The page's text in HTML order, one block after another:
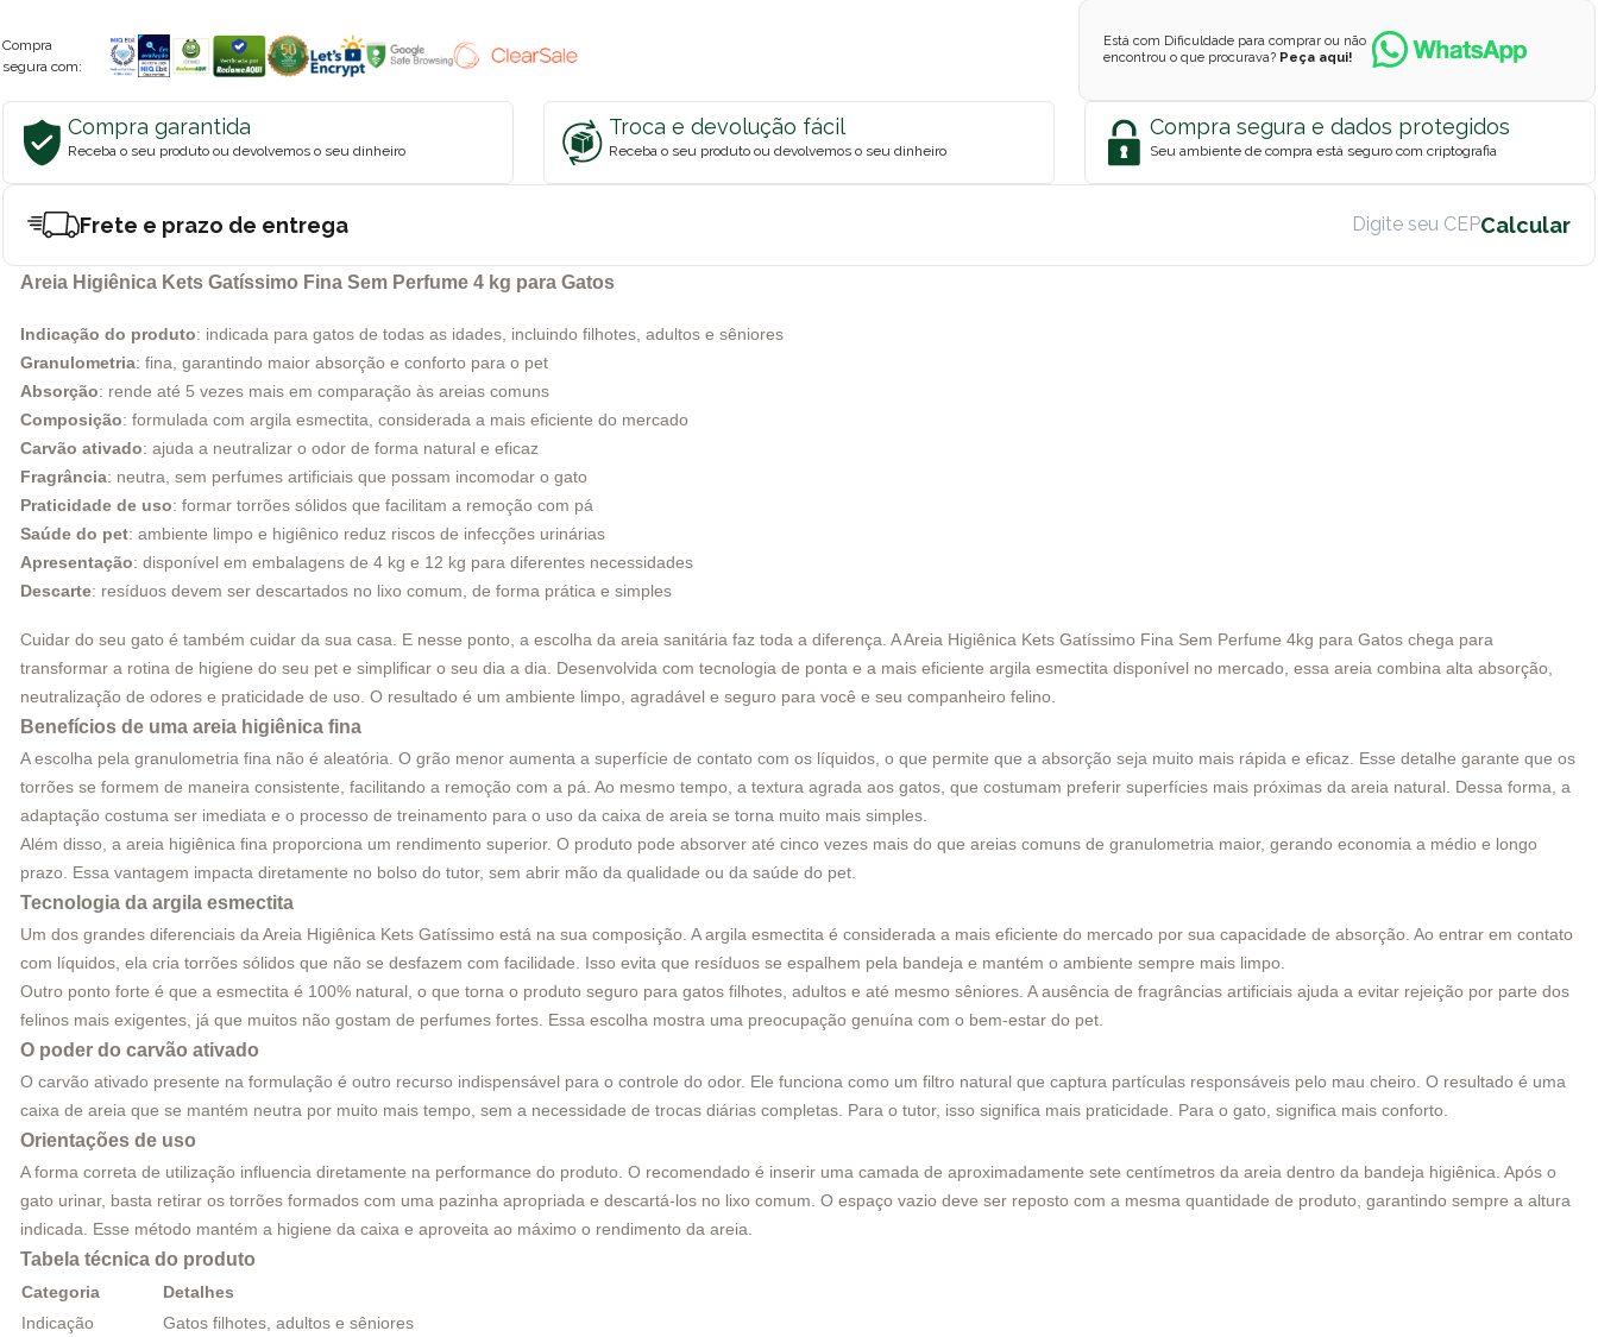
Compra
segura com:
Está com Dificuldade para comprar ou não
encontrou o que procurava? Peça aqui!
Compra garantida
Receba o seu produto ou devolvemos o seu dinheiro
Troca e devolução fácil
Receba o seu produto ou devolvemos o seu dinheiro
Compra segura e dados protegidos
Seu ambiente de compra está seguro com criptografia
Frete e prazo de entrega
Areia Higiênica Kets Gatíssimo Fina Sem Perfume 4 kg para Gatos
Indicação do produto: indicada para gatos de todas as idades, incluindo filhotes, adultos e sêniores
Granulometria: fina, garantindo maior absorção e conforto para o pet
Absorção: rende até 5 vezes mais em comparação às areias comuns
Composição: formulada com argila esmectita, considerada a mais eficiente do mercado
Carvão ativado: ajuda a neutralizar o odor de forma natural e eficaz
Fragrância: neutra, sem perfumes artificiais que possam incomodar o gato
Praticidade de uso: formar torrões sólidos que facilitam a remoção com pá
Saúde do pet: ambiente limpo e higiênico reduz riscos de infecções urinárias
Apresentação: disponível em embalagens de 4 kg e 12 kg para diferentes necessidades
Descarte: resíduos devem ser descartados no lixo comum, de forma prática e simples
Cuidar do seu gato é também cuidar da sua casa. E nesse ponto, a escolha da areia sanitária faz toda a diferença. A Areia Higiênica Kets Gatíssimo Fina Sem Perfume 4kg para Gatos chega para
transformar a rotina de higiene do seu pet e simplificar o seu dia a dia. Desenvolvida com tecnologia de ponta e a mais eficiente argila esmectita disponível no mercado, essa areia combina alta absorção,
neutralização de odores e praticidade de uso. O resultado é um ambiente limpo, agradável e seguro para você e seu companheiro felino.
Benefícios de uma areia higiênica fina
A escolha pela granulometria fina não é aleatória. O grão menor aumenta a superfície de contato com os líquidos, o que permite que a absorção seja muito mais rápida e eficaz. Esse detalhe garante que os
torrões se formem de maneira consistente, facilitando a remoção com a pá. Ao mesmo tempo, a textura agrada aos gatos, que costumam preferir superfícies mais próximas da areia natural. Dessa forma, a
adaptação costuma ser imediata e o processo de treinamento para o uso da caixa de areia se torna muito mais simples.
Além disso, a areia higiênica fina proporciona um rendimento superior. O produto pode absorver até cinco vezes mais do que areias comuns de granulometria maior, gerando economia a médio e longo
prazo. Essa vantagem impacta diretamente no bolso do tutor, sem abrir mão da qualidade ou da saúde do pet.
Tecnologia da argila esmectita
Um dos grandes diferenciais da Areia Higiênica Kets Gatíssimo está na sua composição. A argila esmectita é considerada a mais eficiente do mercado por sua capacidade de absorção. Ao entrar em contato
com líquidos, ela cria torrões sólidos que não se desfazem com facilidade. Isso evita que resíduos se espalhem pela bandeja e mantém o ambiente sempre mais limpo.
Outro ponto forte é que a esmectita é 100% natural, o que torna o produto seguro para gatos filhotes, adultos e até mesmo sêniores. A ausência de fragrâncias artificiais ajuda a evitar rejeição por parte dos
felinos mais exigentes, já que muitos não gostam de perfumes fortes. Essa escolha mostra uma preocupação genuína com o bem-estar do pet.
O poder do carvão ativado
O carvão ativado presente na formulação é outro recurso indispensável para o controle do odor. Ele funciona como um filtro natural que captura partículas responsáveis pelo mau cheiro. O resultado é uma
caixa de areia que se mantém neutra por muito mais tempo, sem a necessidade de trocas diárias completas. Para o tutor, isso significa mais praticidade. Para o gato, significa mais conforto.
Orientações de uso
A forma correta de utilização influencia diretamente na performance do produto. O recomendado é inserir uma camada de aproximadamente sete centímetros da areia dentro da bandeja higiênica. Após o
gato urinar, basta retirar os torrões formados com uma pazinha apropriada e descartá-los no lixo comum. O espaço vazio deve ser reposto com a mesma quantidade de produto, garantindo sempre a altura
indicada. Esse método mantém a higiene da caixa e aproveita ao máximo o rendimento da areia.
Tabela técnica do produto
Categoria
Detalhes
Indicação
Gatos filhotes, adultos e sêniores